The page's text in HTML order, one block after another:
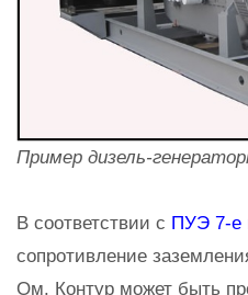
Пример дизель-
В соответствии с ПУЭ 7-е
сопротивление
Ом. Контур может быть